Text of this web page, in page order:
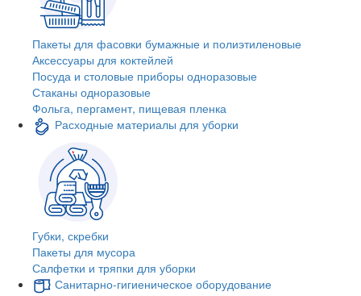
Пакеты для фасовки бумажные и полиэтиленовые
Аксессуары для коктейлей
Посуда и столовые приборы одноразовые
Стаканы одноразовые
Фольга, пергамент, пищевая пленка
Расходные материалы для уборки
Губки, скребки
Пакеты для мусора
Салфетки и тряпки для уборки
Санитарно-гигиеническое оборудование